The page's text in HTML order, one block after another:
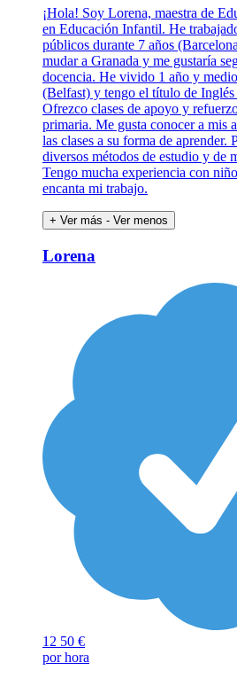
¡Hola! Soy Lorena, maestra de
en Educación Infantil. He
públicos durante 7 años
mudar a Granada y me gustaría
docencia. He vivido 1 año y
(Belfast) y tengo el título de
Ofrezco clases de apoyo y
primaria. Me gusta conocer a mis
las clases a su forma de aprender.
diversos métodos de estudio y de
Tengo mucha experiencia con
encanta mi trabajo.
+ Ver más - Ver menos
Lorena
12 50 €
por hora